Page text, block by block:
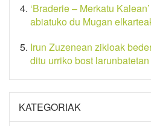
‘Braderie – Merkatu
abiatuko du Mugan
Irun Zuzenean zikloak
ditu urriko bost larunbatetan
KATEGORIAK